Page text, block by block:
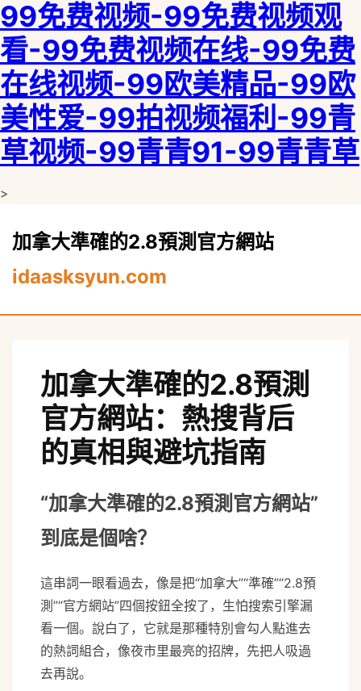
99免费视频-99免费视频观
看-99免费视频在线-99免费
在线视频-99欧美精品-99欧
美性爱-99拍视频福利-99青
草视频-99青青91-99青青草
>
加拿大準確的2.8預測官方網站
idaasksyun.com
加拿大準確的2.8預測
官方網站：熱搜背后
的真相與避坑指南
“加拿大準確的2.8預測官方網站”
到底是個啥？
這串詞一眼看過去，像是把“加拿大”“準確”“2.8預
測”“官方網站”四個按鈕全按了，生怕搜索引擎漏
看一個。說白了，它就是那種特別會勾人點進去
的熱詞組合，像夜市里最亮的招牌，先把人吸過
去再說。